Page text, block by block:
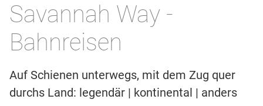
Savannah Way -
Bahnreisen
Auf Schienen unterwegs, mit dem Zug quer
durchs Land: legendär | kontinental | anders